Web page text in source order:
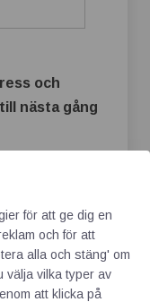
och
nästa gång
för att ge dig en
och för att
alla och stäng' om
välja vilka typer av
att klicka på